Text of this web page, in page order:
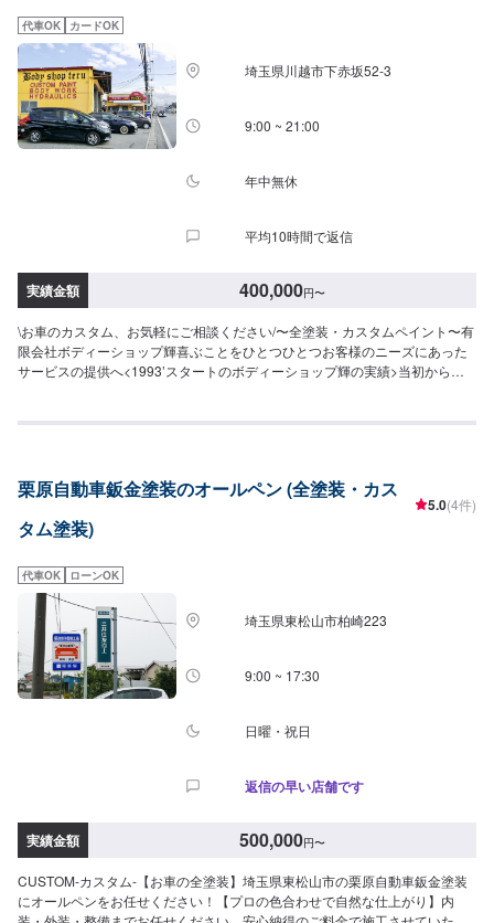
代車OK カードOK
埼玉県川越市下赤坂52‐3
9:00 ~ 21:00
年中無休
平均10時間で返信
実績金額 400,000円〜
\お車のカスタム、お気軽にご相談ください/〜全塗装・カスタムペイント〜有
限会社ボディーショップ輝喜ぶことをひとつひとつお客様のニーズにあった
サービスの提供へ<1993’スタートのボディーショップ輝の実績>当初からカ
プルペイント～キャンディーフレークグラフィックスまで何でもご相談下さ
のジャンルで受賞しております。お気軽にご利用ください。<パーツ持ち込み
OK>パーツの持ち込み・販売が可能です。持ち込みをご希望の方はオファー
にて、車種情報と持ち込みパーツの詳細をお送りください。店頭でのパーツ
ください。<代車について>代車をご用意しています。お車の作業中は代車を
ご利用ください。※代車の燃料代はお客様にご負担いただいております。<定
休日・営業時間>定休日：年中無休（大型連休のみ休み）営業時間：
9:00~21:00<輸入車のご注意>修理作業時に部品が必要な場合、一般的に国内
に流通している部品以外は本国取り寄せとなるため、作業完了までにお時間
をいただく場合がございます。また車の性質上、追加部品・作業が必要とな
るケースがあり、その場合は都度ご連絡をさせていただきます。
栗原自動車鈑金塗装のオールペン (全塗装・カス
タム塗装)
5.0(4件)
代車OK ローンOK
埼玉県東松山市柏崎223
9:00 ~ 17:30
日曜・祝日
返信の早い店舗です
実績金額 500,000円〜
CUSTOM-カスタム-【お車の全塗装】埼玉県東松山市の栗原自動車鈑金塗装
にオールペンをお任せください！【プロの色合わせで自然な仕上がり】内